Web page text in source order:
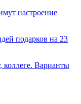
настроение
подарков на 23
коллеге. Варианты